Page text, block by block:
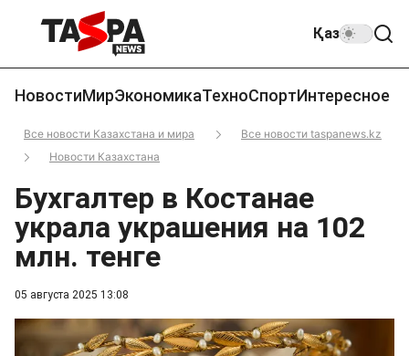
Қаз
НовостиМирЭкономикаТехноСпортИнтересное
Все новости Казахстана и мира
Все новости taspanews.kz
Новости Казахстана
05 августа 2025 13:08
Бухгалтер в Костанае
украла украшения на 102
млн. тенге